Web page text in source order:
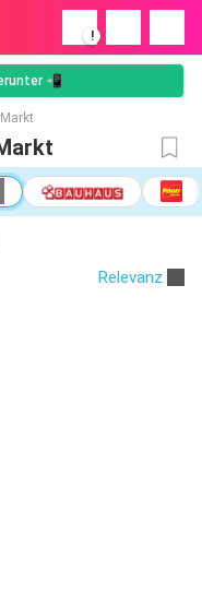
!
📲
Relevanz